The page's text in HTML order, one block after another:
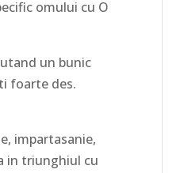
omului cu O
un bunic
foarte des.
impartasanie,
in triunghiul cu